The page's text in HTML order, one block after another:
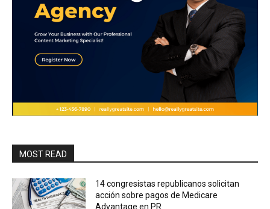
MOST READ
14 congresistas republicanos solicitan
acción sobre pagos de Medicare
Advantage en PR